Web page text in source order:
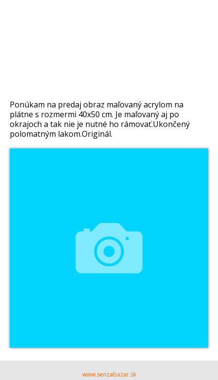
Ponúkam na predaj obraz maľovaný acrylom na
plátne s rozmermi 40x50 cm. Je maľovaný aj po
okrajoch a tak nie je nutné ho rámovať.Ukončený
polomatným lakom.Originál.
www.senzabazar.sk